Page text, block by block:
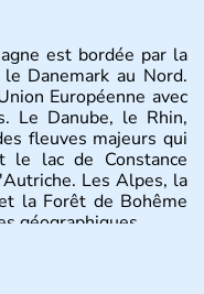
est bordée par la
Danemark au Nord.
Européenne avec
Le Danube, le Rhin,
fleuves majeurs qui
le lac de Constance
Les Alpes, la
la Forêt de Bohême
géographiques.